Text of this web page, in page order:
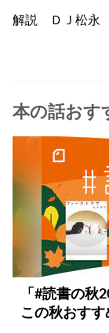
解説 ＤＪ松永
本の話おす
「#読書の秋
この秋おすす